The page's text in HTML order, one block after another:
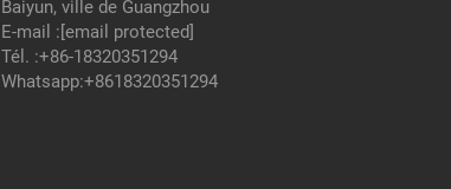
Baiyun, ville de Guangzhou
E-mail :[email protected]
Tél. :+86-18320351294
Whatsapp:+8618320351294